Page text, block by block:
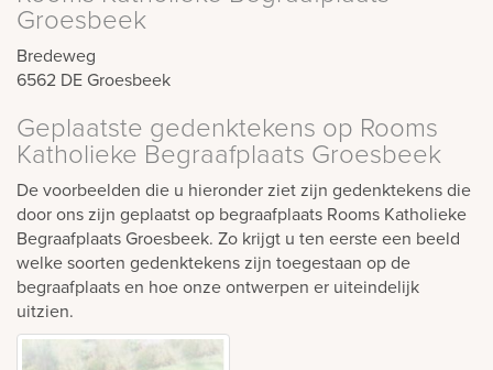
Groesbeek
Bredeweg
6562 DE Groesbeek
Geplaatste gedenktekens op Rooms
Katholieke Begraafplaats Groesbeek
De voorbeelden die u hieronder ziet zijn gedenktekens die
door ons zijn geplaatst op begraafplaats Rooms Katholieke
Begraafplaats Groesbeek. Zo krijgt u ten eerste een beeld
welke soorten gedenktekens zijn toegestaan op de
begraafplaats en hoe onze ontwerpen er uiteindelijk
uitzien.